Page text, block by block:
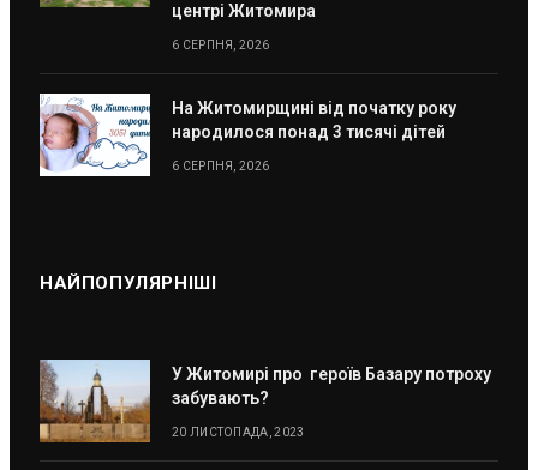
центрі Житомира
6 СЕРПНЯ, 2026
На Житомирщині від початку року
народилося понад 3 тисячі дітей
6 СЕРПНЯ, 2026
НАЙПОПУЛЯРНІШІ
У Житомирі про героїв Базару потроху
забувають?
20 ЛИСТОПАДА, 2023